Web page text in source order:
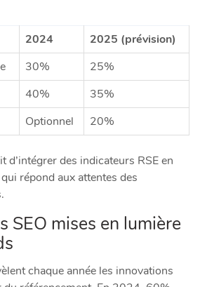
2024
2025 (prévision)
30%
25%
40%
35%
Optionnel 20%
d’intégrer des indicateurs RSE en
répond aux attentes des
SEO mises en lumière
chaque année les innovations